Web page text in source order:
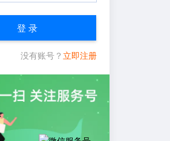
登 录
没有账号？ 立即注册